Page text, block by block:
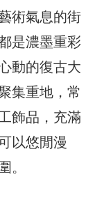
術氣息的街
是濃墨重彩
動的復古大
集重地，常
飾品，充滿
以悠閒漫
。